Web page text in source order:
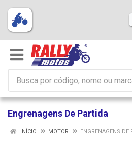
Engrenagens De Partida
INÍCIO MOTOR ENGRENAGENS DE